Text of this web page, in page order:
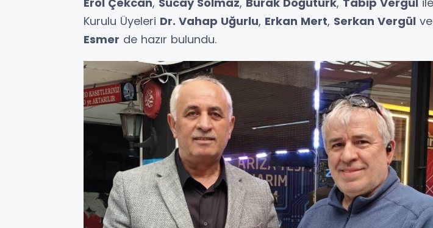
Kurulu Üyeleri Dr. Vahap Uğurlu, Erkan Mert, Serkan Vergül ve
Esmer de hazır bulundu.